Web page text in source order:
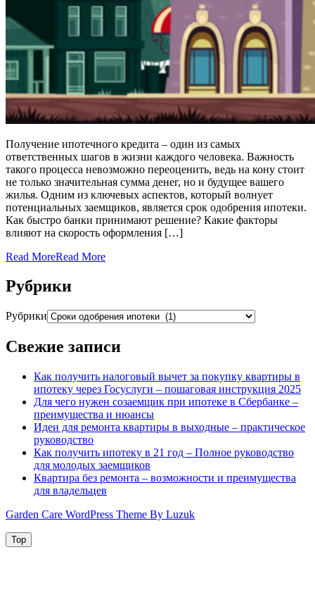
Получение ипотечного кредита – один из самых
ответственных шагов в жизни каждого человека. Важность
такого процесса невозможно переоценить, ведь на кону стоит
не только значительная сумма денег, но и будущее вашего
жилья. Одним из ключевых аспектов, который волнует
потенциальных заемщиков, является срок одобрения ипотеки.
Как быстро банки принимают решение? Какие факторы
влияют на скорость оформления […]
Read MoreRead More
Рубрики
Рубрики
Свежие записи
Как получить налоговый вычет за покупку квартиры в
ипотеку через Госуслуги – пошаговая инструкция 2025
Для чего нужен созаемщик при ипотеке в Сбербанке –
преимущества и нюансы
Идеи для ремонта квартиры в выходные – практическое
руководство
Как получить ипотеку в 21 год – Полное руководство
для молодых заемщиков
Квартира без ремонта – возможности и преимущества
для владельцев
Garden Care WordPress Theme By Luzuk
Top